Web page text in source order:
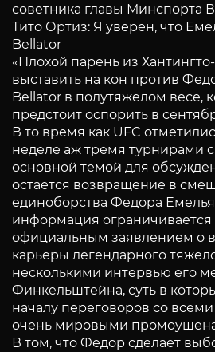
советника главы Минспорта
Тито Ортиз: Я уверен, что
Bellator
«Плохой парень из
выставить на кон против
Bellator в полутяжелом весе,
предстоит оспорить в
В то время как UFC
неделе аж тремя турнирами
основной темой для
остается возвращение в
единоборства Федора
информация
официальным заявлением о
карьеры легендарного
несколькими интервью его
Финкельштейна, суть в
началу переговоров со
очень мировыми
В том, что Федор сделает